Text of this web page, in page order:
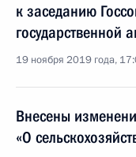
к заседанию
государственной
19 ноября 2019 года,
Внесены
«О